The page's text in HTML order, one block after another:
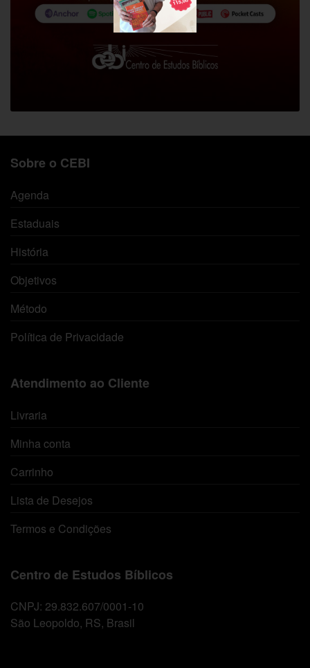
Sobre o CEBI
Agenda
Estaduais
História
Objetivos
Método
Política de Privacidade
Atendimento ao Cliente
Livraria
Minha conta
Carrinho
Lista de Desejos
Termos e Condições
Centro de Estudos Bíblicos
CNPJ: 29.832.607/0001-10
São Leopoldo, RS, Brasil